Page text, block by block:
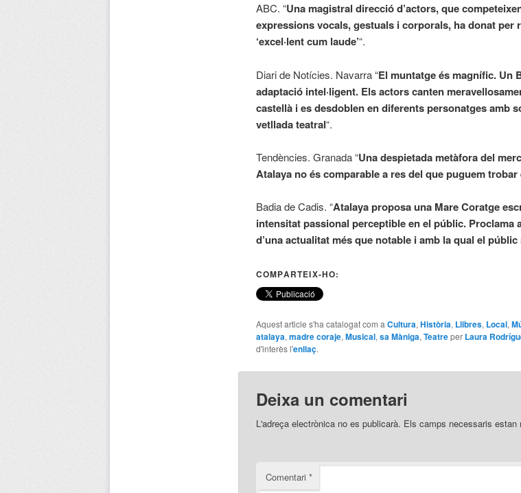
ABC. “Una magistral direcció d’actors, que
expressions vocals, gestuals i corporals, ha donat per
‘excel·lent cum laude’“.
Diari de Notícies. Navarra “El muntatge és magnífic. Un
adaptació intel·ligent. Els actors canten
castellà i es desdoblen en diferents personatges amb
vetllada teatral“.
Tendències. Granada “Una despietada metàfora del
Atalaya no és comparable a res del que puguem
Badia de Cadis. “Atalaya proposa una Mare Coratge
intensitat passional perceptible en el públic. Proclama
d’una actualitat més que notable i amb la qual el públic
COMPARTEIX-HO:
Aquest article s'ha catalogat com a Cultura, Història, Llibres, Local,
atalaya, madre coraje, Musical, sa Màniga, Teatreper Laura
d'interès l'enllaç.
Deixa un comentari
L'adreça electrònica no es publicarà. Els camps necessaris estan
Comentari *